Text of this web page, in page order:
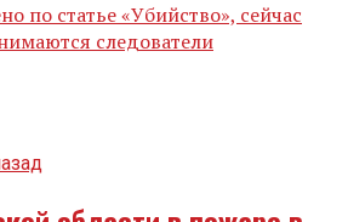
по статье «Убийство», сейчас
следователи